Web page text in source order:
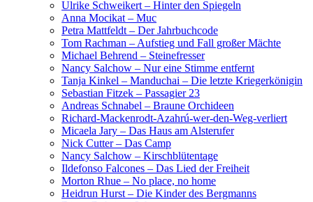
Ulrike Schweikert – Hinter den Spiegeln
Anna Mocikat – Muc
Petra Mattfeldt – Der Jahrbuchcode
Tom Rachman – Aufstieg und Fall großer Mächte
Michael Behrend – Steinefresser
Nancy Salchow – Nur eine Stimme entfernt
Tanja Kinkel – Manduchai – Die letzte Kriegerkönigin
Sebastian Fitzek – Passagier 23
Andreas Schnabel – Braune Orchideen
Richard-Mackenrodt-Azahrú-wer-den-Weg-verliert
Micaela Jary – Das Haus am Alsterufer
Nick Cutter – Das Camp
Nancy Salchow – Kirschblütentage
Ildefonso Falcones – Das Lied der Freiheit
Morton Rhue – No place, no home
Heidrun Hurst – Die Kinder des Bergmanns